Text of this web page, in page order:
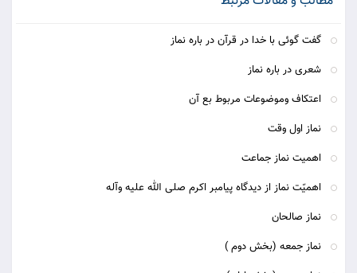
گفت گوئی با خدا در قرآن در باره نماز
شعری در باره نماز
اعتکاف وموضوعات مربوط بع آن
نماز اول وقت
اهمیت نماز جماعت
اهمیّت نماز از دیدگاه پیامبر اکرم صلی الله علیه وآله
نماز صالحان
نماز جمعه (بخش دوم )